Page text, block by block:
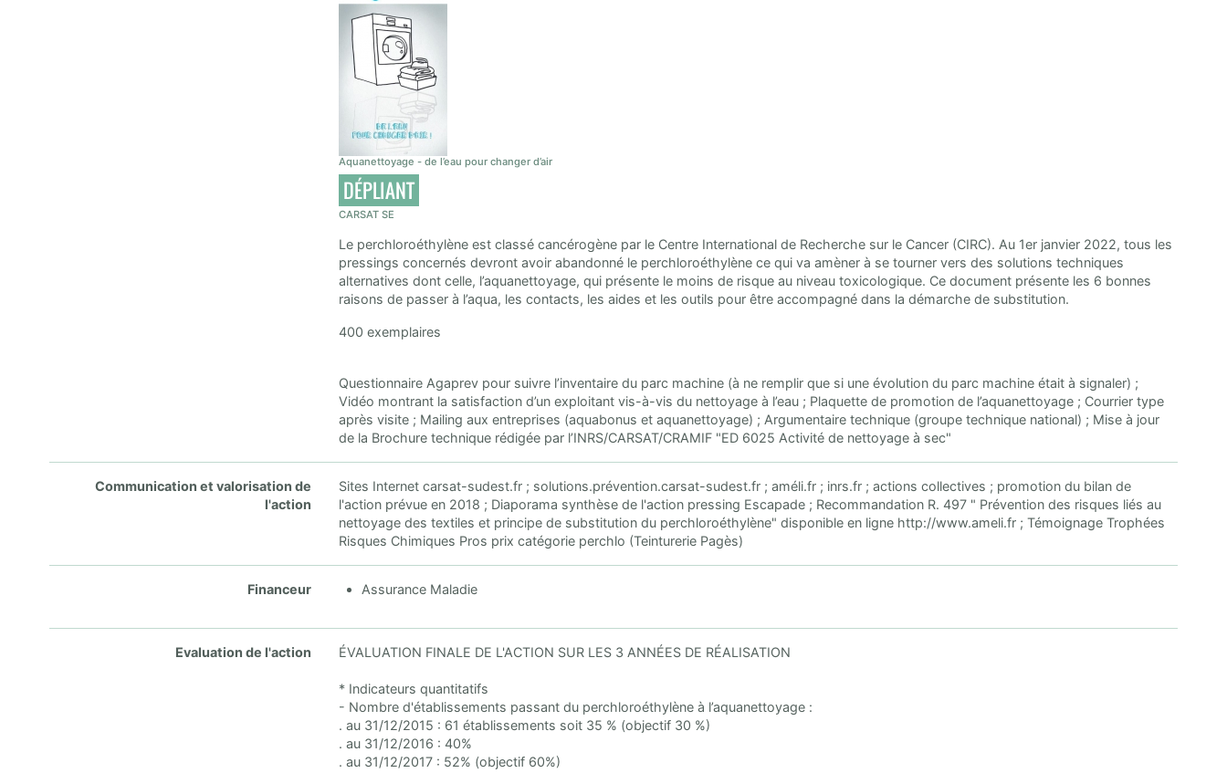
Aquanettoyage - de l’eau pour changer d’air
DÉPLIANT
CARSAT SE
Le perchloroéthylène est classé cancérogène par le Centre International de Recherche sur le Cancer (CIRC). Au 1er janvier 2022, tous les
pressings concernés devront avoir abandonné le perchloroéthylène ce qui va amèner à se tourner vers des solutions techniques
alternatives dont celle, l’aquanettoyage, qui présente le moins de risque au niveau toxicologique. Ce document présente les 6 bonnes
raisons de passer à l’aqua, les contacts, les aides et les outils pour être accompagné dans la démarche de substitution.
400 exemplaires
Questionnaire Agaprev pour suivre l’inventaire du parc machine (à ne remplir que si une évolution du parc machine était à signaler) ;
Vidéo montrant la satisfaction d’un exploitant vis-à-vis du nettoyage à l’eau ; Plaquette de promotion de l’aquanettoyage ; Courrier type
après visite ; Mailing aux entreprises (aquabonus et aquanettoyage) ; Argumentaire technique (groupe technique national) ; Mise à jour
de la Brochure technique rédigée par l’INRS/CARSAT/CRAMIF "ED 6025 Activité de nettoyage à sec"
Communication et valorisation de
l'action
Sites Internet carsat-sudest.fr ; solutions.prévention.carsat-sudest.fr ; améli.fr ; inrs.fr ; actions collectives ; promotion du bilan de
l'action prévue en 2018 ; Diaporama synthèse de l'action pressing Escapade ; Recommandation R. 497 " Prévention des risques liés au
nettoyage des textiles et principe de substitution du perchloroéthylène" disponible en ligne http://www.ameli.fr ; Témoignage Trophées
Risques Chimiques Pros prix catégorie perchlo (Teinturerie Pagès)
Financeur Assurance Maladie
Evaluation de l'action ÉVALUATION FINALE DE L'ACTION SUR LES 3 ANNÉES DE RÉALISATION
* Indicateurs quantitatifs
- Nombre d'établissements passant du perchloroéthylène à l’aquanettoyage :
. au 31/12/2015 : 61 établissements soit 35 % (objectif 30 %)
. au 31/12/2016 : 40%
. au 31/12/2017 : 52% (objectif 60%)